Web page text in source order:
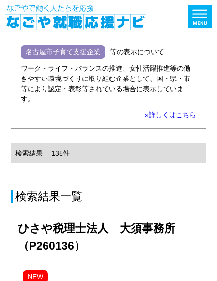
名古屋市子育て支援企業 等の表示について
ワーク・ライフ・バランスの推進、女性活躍推進等の働
きやすい環境づくりに取り組む企業として、国・県・市
等により認定・表彰等されている場合に表示していま
す。
»詳しくはこちら
検索結果： 135件
検索結果一覧
ひさや税理士法人 大須事務所
（P260136）
NEW